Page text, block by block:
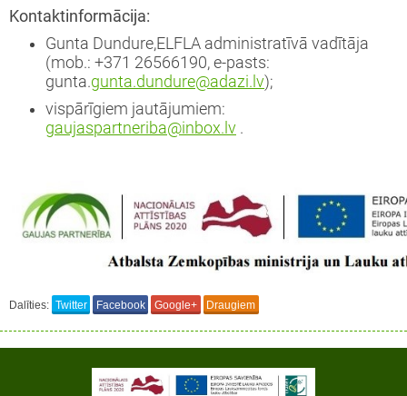
Kontaktinformācija:
Gunta Dundure,ELFLA administratīvā vadītāja
(mob.: +371 26566190, e-pasts:
gunta.gunta.dundure@adazi.lv);
vispārīgiem jautājumiem:
gaujaspartneriba@inbox.lv .
Dalīties: Twitter Facebook Google+ Draugiem